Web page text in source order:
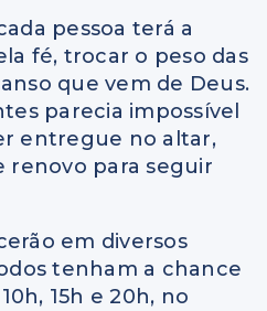
pessoa terá a
fé, trocar o peso das
que vem de Deus.
parecia impossível
entregue no altar,
renovo para seguir
em diversos
tenham a chance
15h e 20h, no